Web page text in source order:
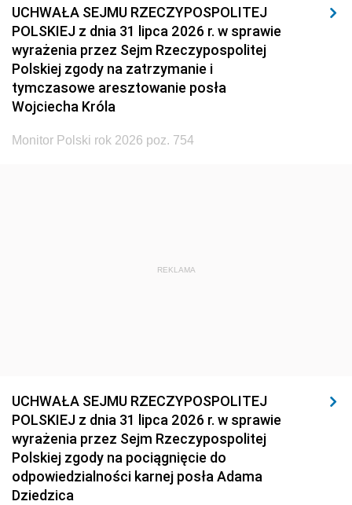
UCHWAŁA SEJMU RZECZYPOSPOLITEJ
POLSKIEJ z dnia 31 lipca 2026 r. w sprawie
wyrażenia przez Sejm Rzeczypospolitej
Polskiej zgody na zatrzymanie i
tymczasowe aresztowanie posła
Wojciecha Króla
Monitor Polski rok 2026 poz. 754
REKLAMA
UCHWAŁA SEJMU RZECZYPOSPOLITEJ
POLSKIEJ z dnia 31 lipca 2026 r. w sprawie
wyrażenia przez Sejm Rzeczypospolitej
Polskiej zgody na pociągnięcie do
odpowiedzialności karnej posła Adama
Dziedzica